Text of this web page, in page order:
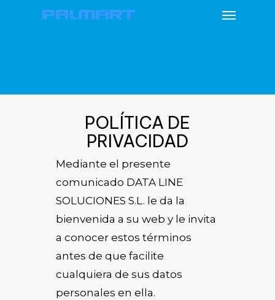
Menu
POLÍTICA DE
PRIVACIDAD
Mediante el presente
comunicado DATA LINE
SOLUCIONES S.L. le da la
bienvenida a su web y le invita
a conocer estos términos
antes de que facilite
cualquiera de sus datos
personales en ella.